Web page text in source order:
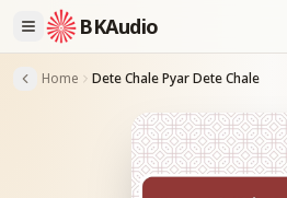
BKAudio
Home Dete Chale Pyar Dete Chale